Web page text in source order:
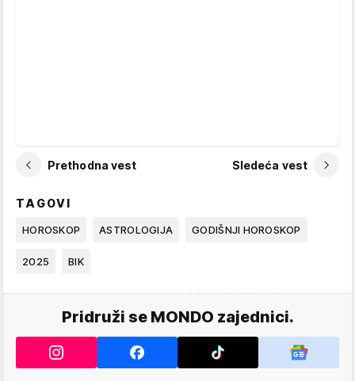
Prethodna vest Sledeća vest
TAGOVI
HOROSKOP ASTROLOGIJA GODIŠNJI HOROSKOP
2025 BIK
Pridruži se MONDO zajednici.